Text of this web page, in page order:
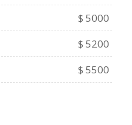
$ 5000
$ 5200
$ 5500